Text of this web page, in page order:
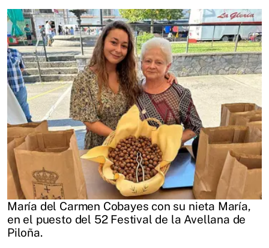
María del Carmen Cobayes con su nieta María,
en el puesto del 52 Festival de la Avellana de
Piloña.